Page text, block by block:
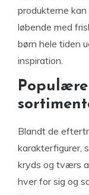
produkterne
løbende med
børn hele tiden
inspiration.
Blandt de
karakterfigurer,
kryds og tværs
hver for sig og